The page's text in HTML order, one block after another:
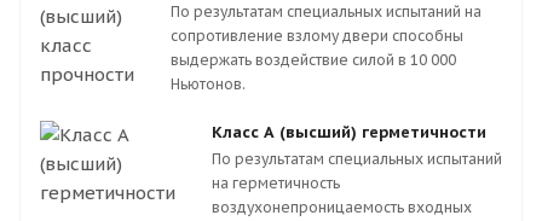
По результатам специальных испытаний на
сопротивление взлому двери способны
выдержать воздействие силой в 10 000
Ньютонов.
Класс А (высший) герметичности
По результатам специальных испытаний
на герметичность
воздухонепроницаемость входных